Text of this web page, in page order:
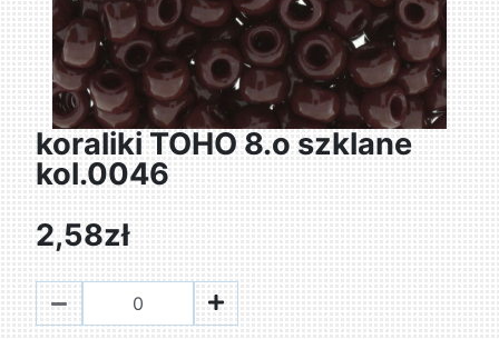
koraliki TOHO 8.o szklane
kol.0046
2,58zł